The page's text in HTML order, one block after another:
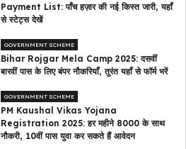
Payment List: पाँच हज़ार की नई किस्त जारी, यहाँ
से स्टेट्स देखें
GOVERNMENT SCHEME
Bihar Rojgar Mela Camp 2025: दसवीं
बारवीं पास के लिए बंपर नौकरियाँ, तुरंत यहाँ से फॉर्म भरें
GOVERNMENT SCHEME
PM Kaushal Vikas Yojana
Registration 2025: हर महीने ₹8000 के साथ
नौकरी, 10वीं पास युवा कर सकते हैं आवेदन